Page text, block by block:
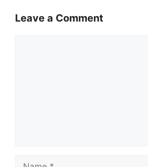
Leave a Comment
Name